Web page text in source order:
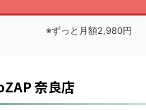
※ずっと月額2,980円
奈良店